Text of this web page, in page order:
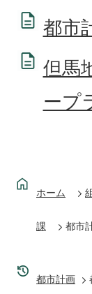
都市
但馬
ープ
ホーム
課 都市
都市計画